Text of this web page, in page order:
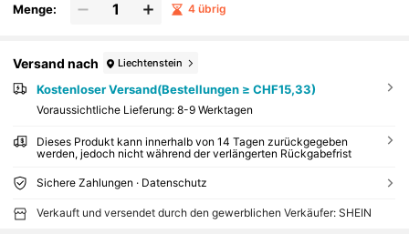
Menge: 4 übrig
Versand nach Liechtenstein
Kostenloser Versand(Bestellungen ≥ CHF15,33)
Voraussichtliche Lieferung: 8-9 Werktagen
Dieses Produkt kann innerhalb von 14 Tagen zurückgegeben
werden, jedoch nicht während der verlängerten Rückgabefrist
Sichere Zahlungen · Datenschutz
Verkauft und versendet durch den gewerblichen Verkäufer: SHEIN